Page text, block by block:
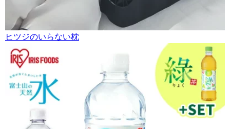
ヒツジのいらない枕